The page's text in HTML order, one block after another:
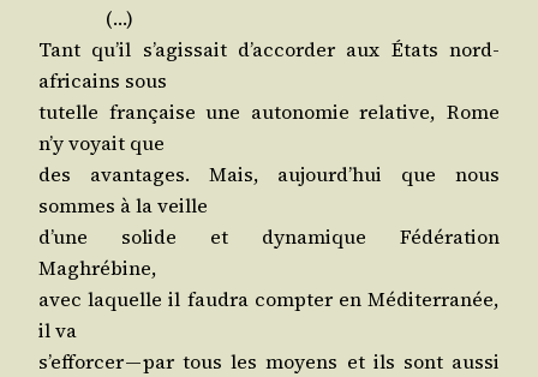
(…)
Tant qu’il s’a­gis­sait d’ac­cor­der aux États nord-
afri­cains sous
tutelle fran­çaise une auto­no­mie rela­tive, Rome
n’y voyait que
des avan­tages. Mais, aujourd’­hui que nous
sommes à la veille
d’une solide et dyna­mique Fédé­ra­tion
Maghrébine,
avec laquelle il fau­dra comp­ter en Médi­ter­ra­née,
il va
s’ef­for­cer — par tous les moyens et ils sont aus­si